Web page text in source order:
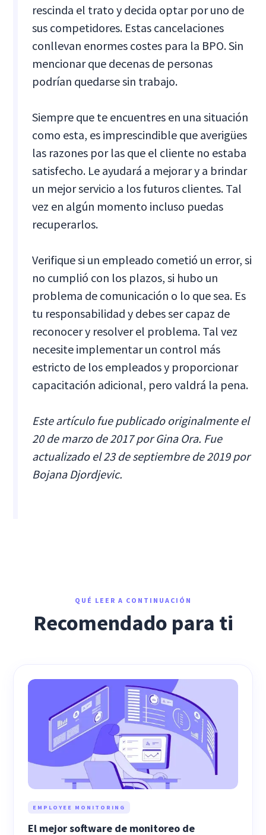
rescinda el trato y decida optar por uno de
sus competidores. Estas cancelaciones
conllevan enormes costes para la BPO. Sin
mencionar que decenas de personas
podrían quedarse sin trabajo.
Siempre que te encuentres en una situación
como esta, es imprescindible que averigües
las razones por las que el cliente no estaba
satisfecho. Le ayudará a mejorar y a brindar
un mejor servicio a los futuros clientes. Tal
vez en algún momento incluso puedas
recuperarlos.
Verifique si un empleado cometió un error, si
no cumplió con los plazos, si hubo un
problema de comunicación o lo que sea. Es
tu responsabilidad y debes ser capaz de
reconocer y resolver el problema. Tal vez
necesite implementar un control más
estricto de los empleados y proporcionar
capacitación adicional, pero valdrá la pena.
Este artículo fue publicado originalmente el
20 de marzo de 2017 por Gina Ora. Fue
actualizado el 23 de septiembre de 2019 por
Bojana Djordjevic.
QUÉ LEER A CONTINUACIÓN
Recomendado para ti
EMPLOYEE MONITORING
El mejor software de monitoreo de